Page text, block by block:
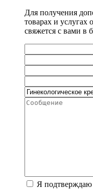
Для получения
товарах и услугах
свяжется с вами в
Я подтверждаю